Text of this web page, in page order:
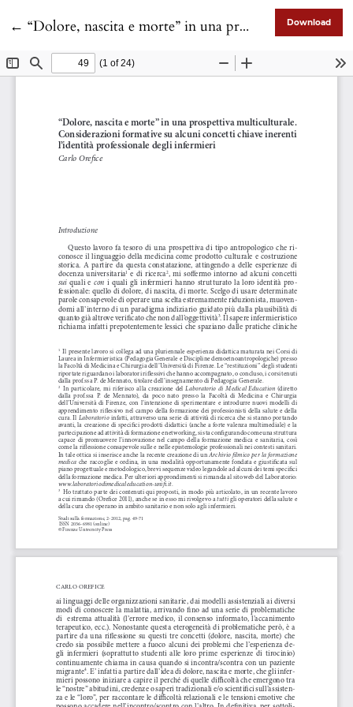
← Return to Article Details
“Dolore, nascita e morte” in una prospettiva multiculturale. Considerazioni formative su alcuni concetti chiave inerenti l’identità professionale degli infermieri Download